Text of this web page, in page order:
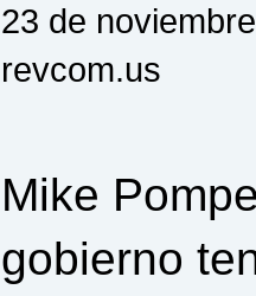
23 de
revcom.us
Mike
gobierno